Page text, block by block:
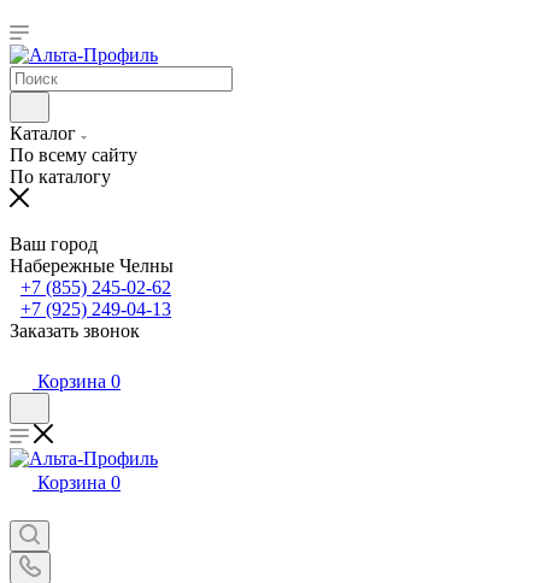
Каталог
По всему сайту
По каталогу
Ваш город
Набережные Челны
+7 (855) 245-02-62
+7 (925) 249-04-13
Заказать звонок
Корзина 0
Корзина 0